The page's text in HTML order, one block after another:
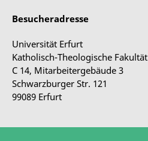
Besucheradresse
Universität Erfurt
Katholisch-Theologische Fakultät
C 14, Mitarbeitergebäude 3
Schwarzburger Str. 121
99089 Erfurt